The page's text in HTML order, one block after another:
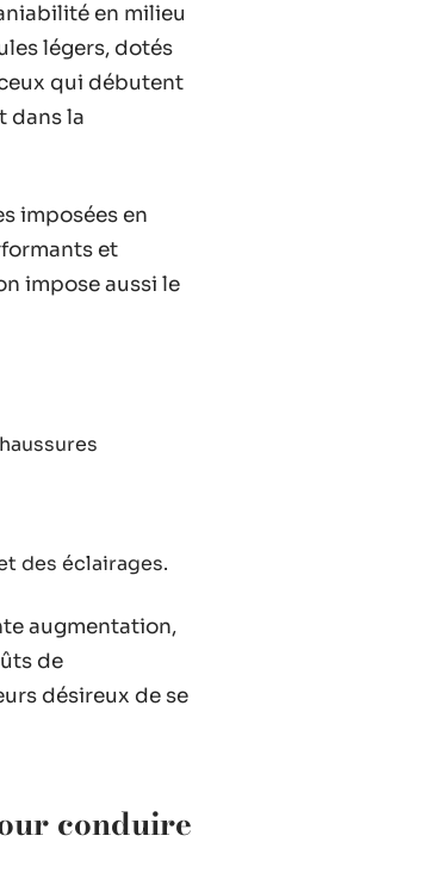
en milieu
légers, dotés
qui débutent
dans la
imposées en
et
impose aussi le
des éclairages.
augmentation,
de
désireux de se